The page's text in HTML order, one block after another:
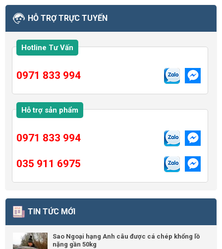
HỖ TRỢ TRỰC TUYẾN
Hotline Tư Vấn
0971 833 994
Hỗ trợ sản phẩm
0971 833 994
035 911 6975
TIN TỨC MỚI
Sao Ngoại hạng Anh câu được cá chép khổng lồ
nặng gần 50kg